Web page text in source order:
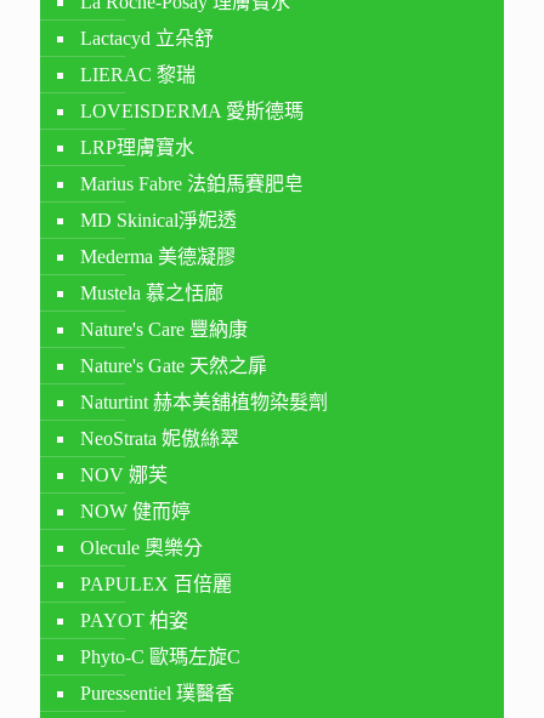
Lactacyd 立朵舒
LIERAC 黎瑞
LOVEISDERMA 愛斯德瑪
LRP理膚寶水
Marius Fabre 法鉑馬賽肥皂
MD Skinical淨妮透
Mederma 美德凝膠
Mustela 慕之恬廊
Nature's Care 豐納康
Nature's Gate 天然之扉
Naturtint 赫本美舖植物染髮劑
NeoStrata 妮傲絲翠
NOV 娜芙
NOW 健而婷
Olecule 奧樂分
PAPULEX 百倍麗
PAYOT 柏姿
Phyto-C 歐瑪左旋C
Puressentiel 璞醫香